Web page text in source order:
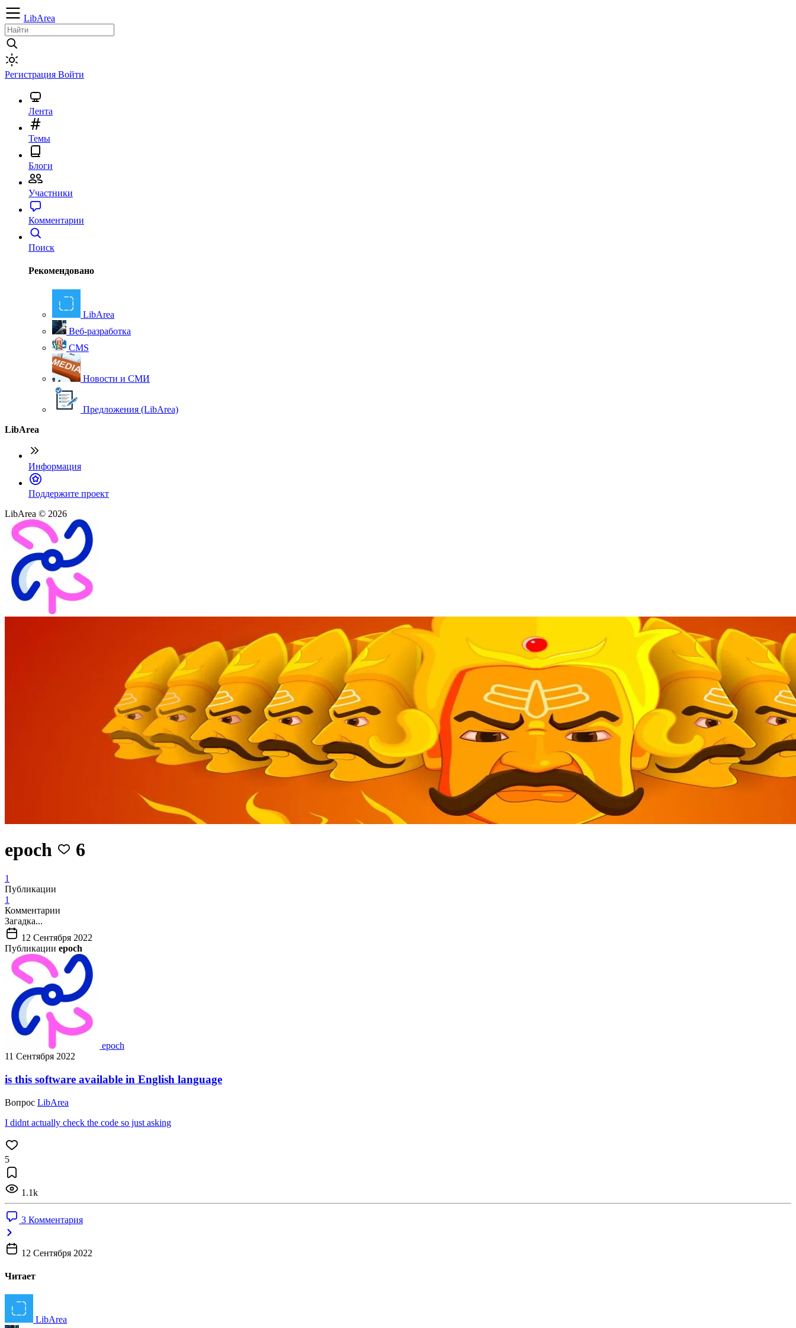
LibArea
Регистрация Войти
Лента
Темы
Блоги
Участники
Комментарии
Поиск
Рекомендовано
LibArea
Веб-разработка
CMS
Новости и СМИ
Предложения (LibArea)
LibArea
Информация
Поддержите проект
LibArea © 2026
epoch 6
1
Публикации
1
Комментарии
Загадка...
12 Сентября 2022
Публикации epoch
epoch
11 Сентября 2022
is this software available in English language
Вопрос LibArea
I didnt actually check the code so just asking
5
1.1k
3 Комментария
12 Сентября 2022
Читает
LibArea